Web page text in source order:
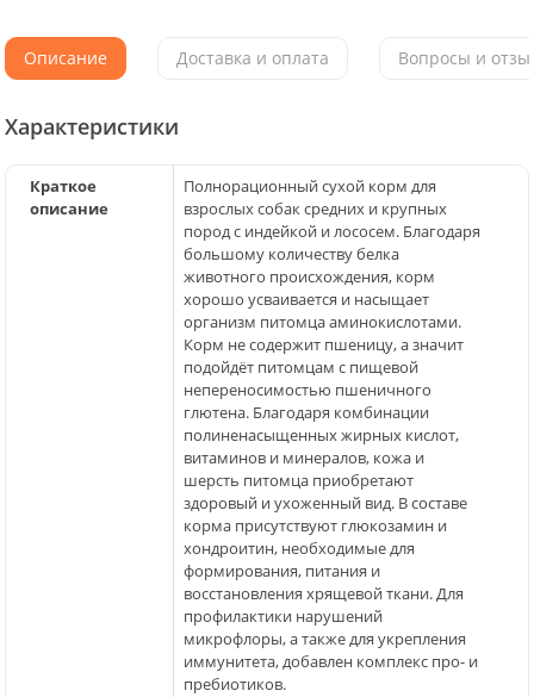
Описание Доставка и оплата Вопросы и
Характеристики
Краткое
описание
Полнорационный сухой корм для
взрослых собак cредних и крупных
пород c индейкой и лососем. Благодаря
большому количеству белка
животного происхождения, корм
хорошо усваивается и насыщает
организм питомца аминокислотами.
Корм не содержит пшеницу, а значит
подойдёт питомцам с пищевой
непереносимостью пшеничного
глютена. Благодаря комбинации
полиненасыщенных жирных кислот,
витаминов и минералов, кожа и
шерсть питомца приобретают
здоровый и ухоженный вид. В составе
корма присутствуют глюкозамин и
хондроитин, необходимые для
формирования, питания и
восстановления хрящевой ткани. Для
профилактики нарушений
микрофлоры, а также для укрепления
иммунитета, добавлен комплекс про- и
пребиотиков.